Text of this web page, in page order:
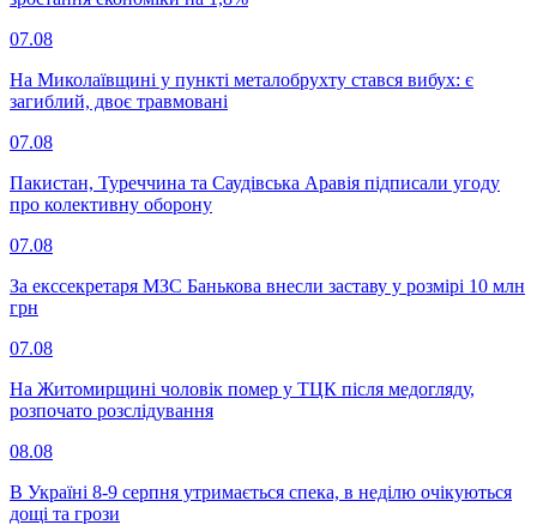
07.08
На Миколаївщині у пункті металобрухту стався вибух: є
загиблий, двоє травмовані
07.08
Пакистан, Туреччина та Саудівська Аравія підписали угоду
про колективну оборону
07.08
За екссекретаря МЗС Банькова внесли заставу у розмірі 10 млн
грн
07.08
На Житомирщині чоловік помер у ТЦК після медогляду,
розпочато розслідування
08.08
В Україні 8-9 серпня утримається спека, в неділю очікуються
дощі та грози